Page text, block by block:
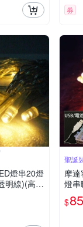
券
燈串20燈
明線)(高亮
聖誕
摩
燈串
充
聖誕
$